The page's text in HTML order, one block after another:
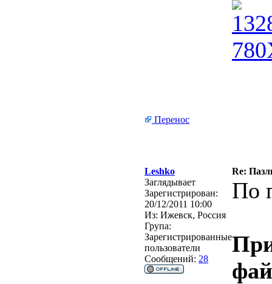
Перенос
Leshko
Re:
Заглядывает
Зарегистрирован:
20/12/2011 10:00
Из: Ижевск, Россия
Група:
Зарегистрированные
пользователи
Сообщений: 28
По